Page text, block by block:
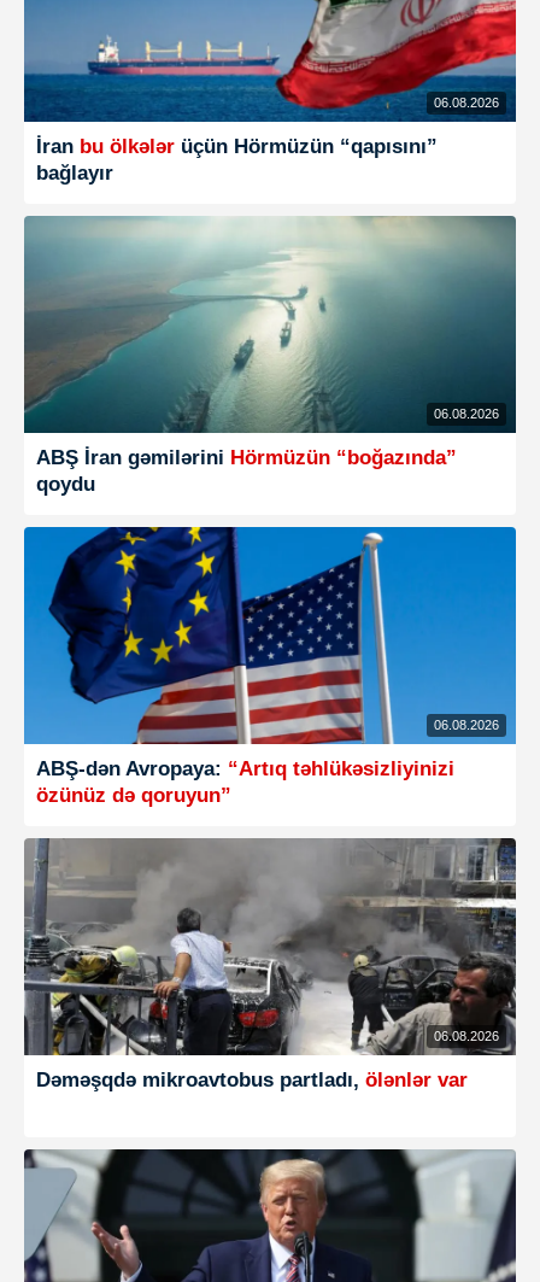
06.08.2026
İran bu ölkələr üçün Hörmüzün “qapısını”
bağlayır
06.08.2026
ABŞ İran gəmilərini Hörmüzün “boğazında”
qoydu
06.08.2026
ABŞ-dən Avropaya: “Artıq təhlükəsizliyinizi
özünüz də qoruyun”
06.08.2026
Dəməşqdə mikroavtobus partladı, ölənlər var